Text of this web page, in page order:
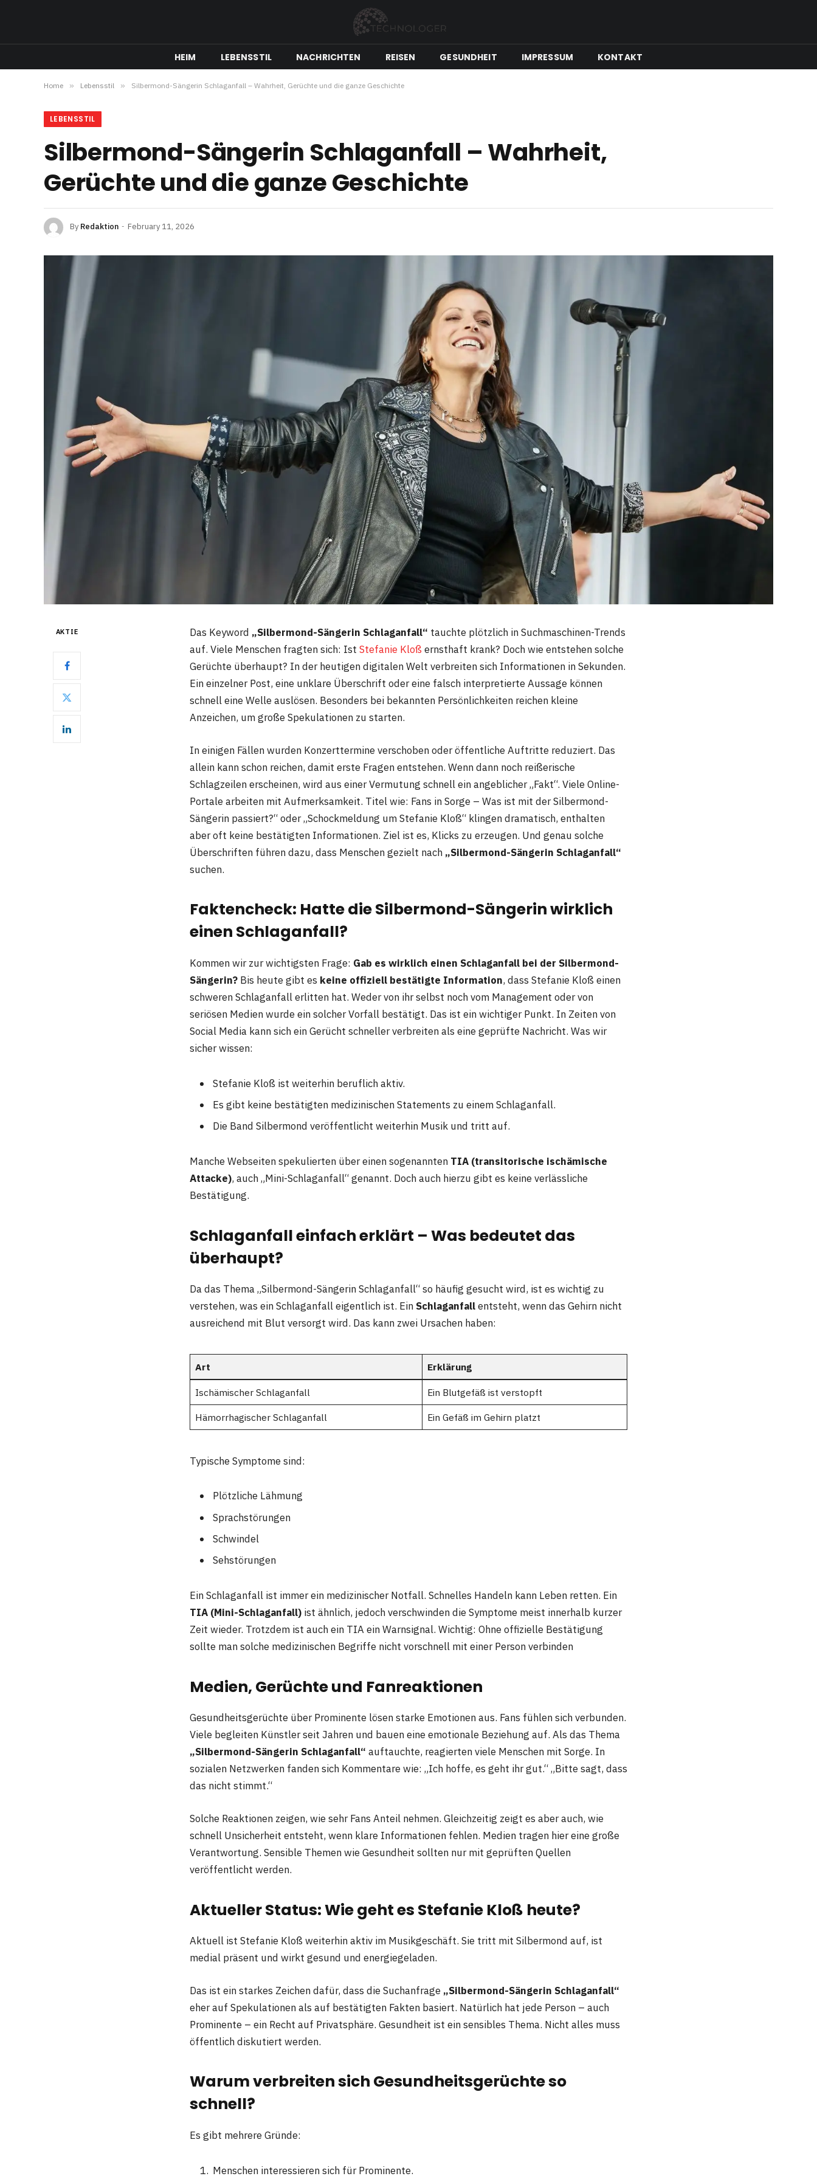
HEIM LEBENSSTIL NACHRICHTEN REISEN GESUNDHEIT IMPRESSUM KONTAKT
Home » Lebensstil » Silbermond-Sängerin Schlaganfall – Wahrheit, Gerüchte und die ganze Geschichte
LEBENSSTIL
Silbermond-Sängerin Schlaganfall – Wahrheit,
Gerüchte und die ganze Geschichte
By Redaktion February 11, 2026
AKTIE Das Keyword „Silbermond-Sängerin Schlaganfall“ tauchte plötzlich in Suchmaschinen-Trends
auf. Viele Menschen fragten sich: Ist Stefanie Kloß ernsthaft krank? Doch wie entstehen solche
Gerüchte überhaupt? In der heutigen digitalen Welt verbreiten sich Informationen in Sekunden.
Ein einzelner Post, eine unklare Überschrift oder eine falsch interpretierte Aussage können
schnell eine Welle auslösen. Besonders bei bekannten Persönlichkeiten reichen kleine
Anzeichen, um große Spekulationen zu starten.
In einigen Fällen wurden Konzerttermine verschoben oder öffentliche Auftritte reduziert. Das
allein kann schon reichen, damit erste Fragen entstehen. Wenn dann noch reißerische
Schlagzeilen erscheinen, wird aus einer Vermutung schnell ein angeblicher „Fakt“. Viele Online-
Portale arbeiten mit Aufmerksamkeit. Titel wie: Fans in Sorge – Was ist mit der Silbermond-
Sängerin passiert?“ oder „Schockmeldung um Stefanie Kloß“ klingen dramatisch, enthalten
aber oft keine bestätigten Informationen. Ziel ist es, Klicks zu erzeugen. Und genau solche
Überschriften führen dazu, dass Menschen gezielt nach „Silbermond-Sängerin Schlaganfall“
suchen.
Faktencheck: Hatte die Silbermond-Sängerin wirklich
einen Schlaganfall?
Kommen wir zur wichtigsten Frage: Gab es wirklich einen Schlaganfall bei der Silbermond-
Sängerin? Bis heute gibt es keine offiziell bestätigte Information, dass Stefanie Kloß einen
schweren Schlaganfall erlitten hat. Weder von ihr selbst noch vom Management oder von
seriösen Medien wurde ein solcher Vorfall bestätigt. Das ist ein wichtiger Punkt. In Zeiten von
Social Media kann sich ein Gerücht schneller verbreiten als eine geprüfte Nachricht. Was wir
sicher wissen:
Stefanie Kloß ist weiterhin beruflich aktiv.
Es gibt keine bestätigten medizinischen Statements zu einem Schlaganfall.
Die Band Silbermond veröffentlicht weiterhin Musik und tritt auf.
Manche Webseiten spekulierten über einen sogenannten TIA (transitorische ischämische
Attacke), auch „Mini-Schlaganfall“ genannt. Doch auch hierzu gibt es keine verlässliche
Bestätigung.
Schlaganfall einfach erklärt – Was bedeutet das
überhaupt?
Da das Thema „Silbermond-Sängerin Schlaganfall“ so häufig gesucht wird, ist es wichtig zu
verstehen, was ein Schlaganfall eigentlich ist. EinSchlaganfallentsteht, wenn das Gehirn nicht
ausreichend mit Blut versorgt wird. Das kann zwei Ursachen haben:
Art Erklärung
Ischämischer Schlaganfall Ein Blutgefäß ist verstopft
Hämorrhagischer Schlaganfall Ein Gefäß im Gehirn platzt
Typische Symptome sind:
Plötzliche Lähmung
Sprachstörungen
Schwindel
Sehstörungen
Ein Schlaganfall ist immer ein medizinischer Notfall. Schnelles Handeln kann Leben retten. Ein
TIA (Mini-Schlaganfall) ist ähnlich, jedoch verschwinden die Symptome meist innerhalb kurzer
Zeit wieder. Trotzdem ist auch ein TIA ein Warnsignal. Wichtig: Ohne offizielle Bestätigung
sollte man solche medizinischen Begriffe nicht vorschnell mit einer Person verbinden
Medien, Gerüchte und Fanreaktionen
Gesundheitsgerüchte über Prominente lösen starke Emotionen aus. Fans fühlen sich verbunden.
Viele begleiten Künstler seit Jahren und bauen eine emotionale Beziehung auf. Als das Thema
„Silbermond-Sängerin Schlaganfall“ auftauchte, reagierten viele Menschen mit Sorge. In
sozialen Netzwerken fanden sich Kommentare wie: „Ich hoffe, es geht ihr gut.“ „Bitte sagt, dass
das nicht stimmt.“
Solche Reaktionen zeigen, wie sehr Fans Anteil nehmen. Gleichzeitig zeigt es aber auch, wie
schnell Unsicherheit entsteht, wenn klare Informationen fehlen. Medien tragen hier eine große
Verantwortung. Sensible Themen wie Gesundheit sollten nur mit geprüften Quellen
veröffentlicht werden.
Aktueller Status: Wie geht es Stefanie Kloß heute?
Aktuell ist Stefanie Kloß weiterhin aktiv im Musikgeschäft. Sie tritt mit Silbermond auf, ist
medial präsent und wirkt gesund und energiegeladen.
Das ist ein starkes Zeichen dafür, dass die Suchanfrage „Silbermond-Sängerin Schlaganfall“
eher auf Spekulationen als auf bestätigten Fakten basiert. Natürlich hat jede Person – auch
Prominente – ein Recht auf Privatsphäre. Gesundheit ist ein sensibles Thema. Nicht alles muss
öffentlich diskutiert werden.
Warum verbreiten sich Gesundheitsgerüchte so
schnell?
Es gibt mehrere Gründe:
Menschen interessieren sich für Prominente.